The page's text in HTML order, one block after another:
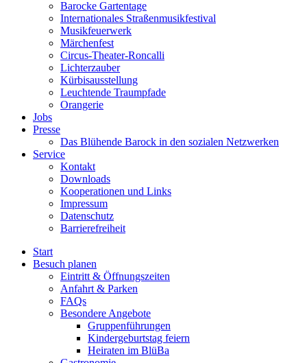
Barocke Gartentage
Internationales Straßenmusikfestival
Musikfeuerwerk
Märchenfest
Circus-Theater-Roncalli
Lichterzauber
Kürbisausstellung
Leuchtende Traumpfade
Orangerie
Jobs
Presse
Das Blühende Barock in den sozialen Netzwerken
Service
Kontakt
Downloads
Kooperationen und Links
Impressum
Datenschutz
Barrierefreiheit
Start
Besuch planen
Eintritt & Öffnungszeiten
Anfahrt & Parken
FAQs
Besondere Angebote
Gruppenführungen
Kindergeburtstag feiern
Heiraten im BlüBa